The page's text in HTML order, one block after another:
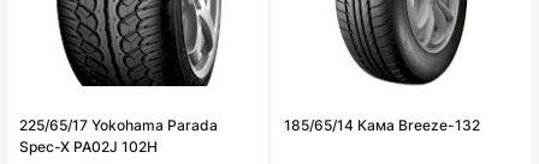
225/65/17 Yokohama Parada
Spec-X PA02J 102H
185/65/14 Кама Breeze-132